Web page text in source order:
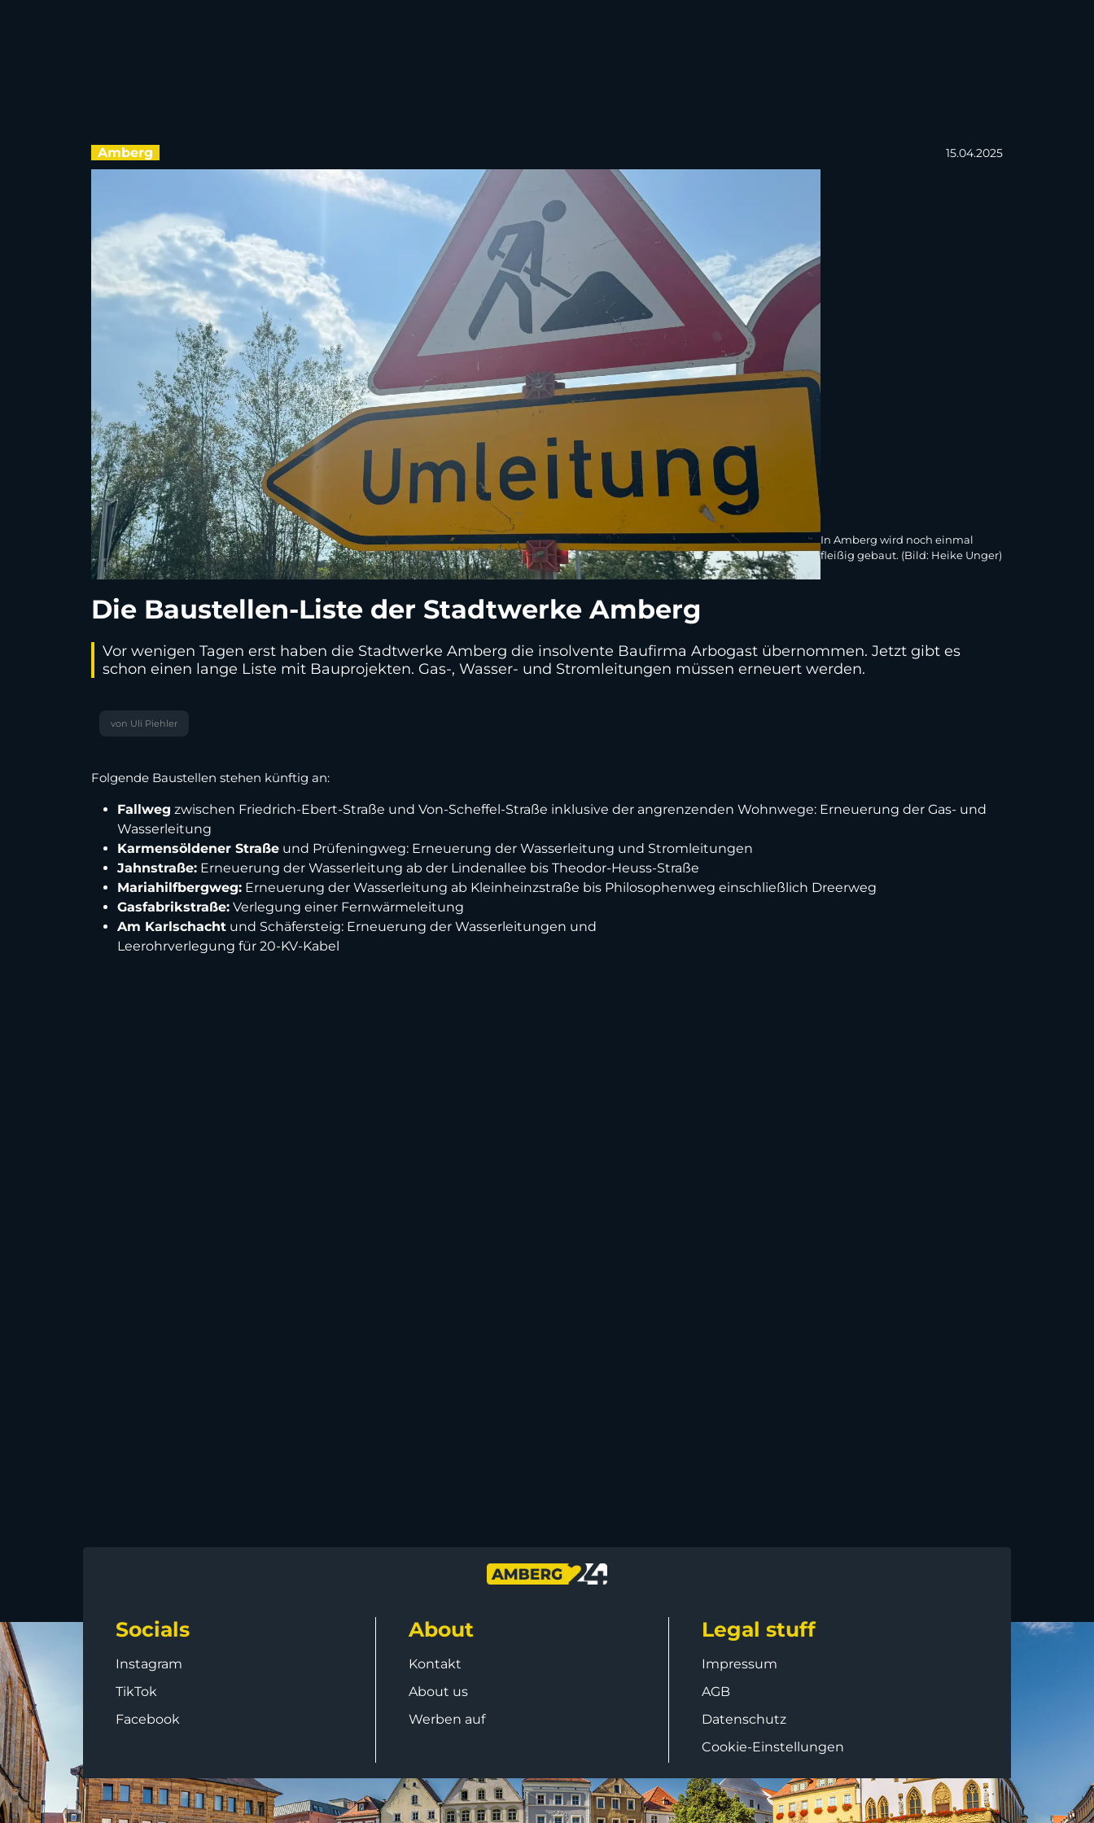
Amberg 15.04.2025
In Amberg wird noch einmal
fleißig gebaut. (Bild: Heike Unger)
Die Baustellen-Liste der Stadtwerke Amberg
Vor wenigen Tagen erst haben die Stadtwerke Amberg die insolvente Baufirma Arbogast übernommen. Jetzt gibt es
schon einen lange Liste mit Bauprojekten. Gas-, Wasser- und Stromleitungen müssen erneuert werden.
von Uli Piehler
Folgende Baustellen stehen künftig an:
Fallweg zwischen Friedrich-Ebert-Straße und Von-Scheffel-Straße inklusive der angrenzenden Wohnwege: Erneuerung der Gas- und
Wasserleitung
Karmensöldener Straße und Prüfeningweg: Erneuerung der Wasserleitung und Stromleitungen
Jahnstraße: Erneuerung der Wasserleitung ab der Lindenallee bis Theodor-Heuss-Straße
Mariahilfbergweg: Erneuerung der Wasserleitung ab Kleinheinzstraße bis Philosophenweg einschließlich Dreerweg
Gasfabrikstraße: Verlegung einer Fernwärmeleitung
Am Karlschacht und Schäfersteig: Erneuerung der Wasserleitungen und
Leerohrverlegung für 20-KV-Kabel
Socials
Instagram
TikTok
Facebook
About
Kontakt
About us
Werben auf
Legal stuff
Impressum
AGB
Datenschutz
Cookie-Einstellungen